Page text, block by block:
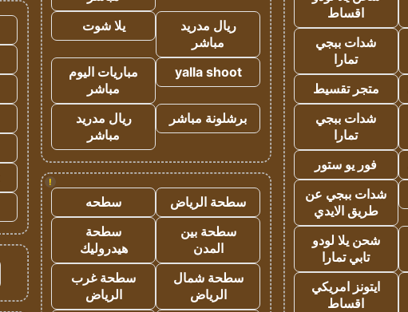
اقساط
شدات ببجي
تمارا
متجر تقسيط
شدات ببجي
تمارا
فور يو ستور
شدات ببجي عن
طريق الايدي
شحن يلا لودو
تابي تمارا
ايتونز امريكي
اقساط
ريال مدريد
مباشر
يلا شوت
yalla shoot
مباريات اليوم
مباشر
برشلونة مباشر
ريال مدريد
مباشر
!
سطحة الرياض
سطحه
سطحة بين
المدن
سطحة
هيدروليك
سطحة شمال
الرياض
سطحة غرب
الرياض